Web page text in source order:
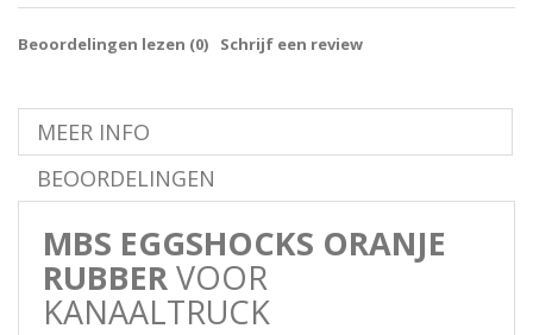
Beoordelingen lezen (0) Schrijf een review
MEER INFO
BEOORDELINGEN
MBS EGGSHOCKS ORANJE
RUBBERVOOR
KANAALTRUCK